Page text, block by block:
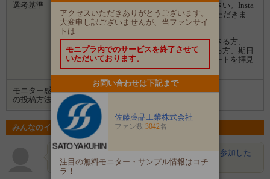
選考基準
「ひとこと」で意気込みをお聞かせください。Insta
gramの普段の投稿内容も参考にさせていただきま
す。
・写真をキレに撮影してくださる方、
・ご自身の言葉で感想などを書いてくださる方、
・アンケートに丁寧に回答していただける方、期日
を守っていただける方を基準に、アンケートを拝見
して選考させていただきます。
モニター感想
の投稿方法
Instagram
みんなのイベントの意気込み
りこ 前から凄く興味がある商品でした。是非、参加した
いです。選ばれたら頑張って、…
アクセスいただきありがとうございます。
大変申し訳ございませんが、当ファンサイ
トは
モニプラ内でのサービスを終了させて
いただいております。
お問い合わせは下記まで
佐藤薬品工業株式会社
ファン数 3042名
注目の無料モニター・サンプル情報はコチ
ラ！